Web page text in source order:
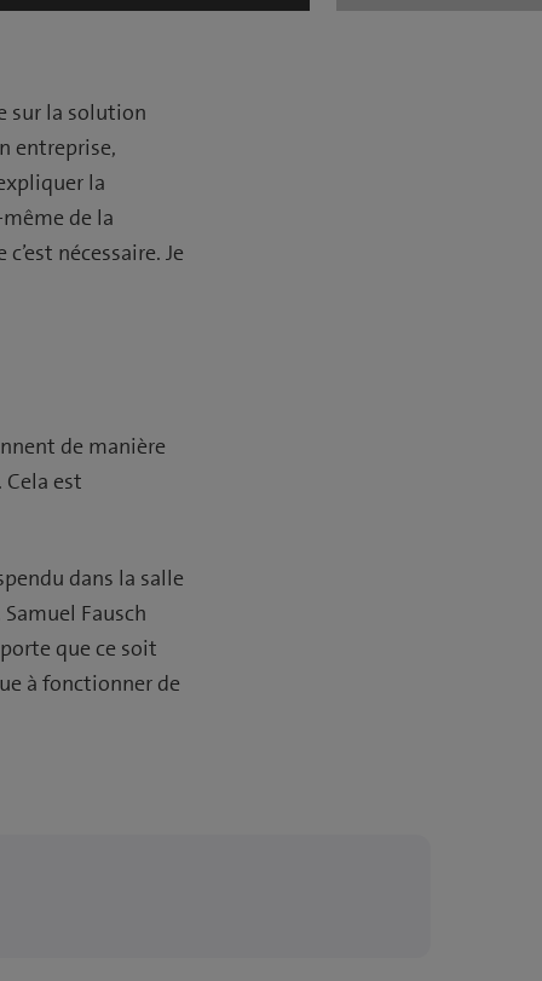
sur la solution
entreprise,
la
de la
nécessaire. Je
de manière
est
dans la salle
Fausch
que ce soit
à fonctionner de